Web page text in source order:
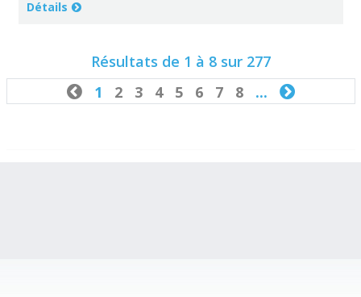
Détails
Résultats de 1 à 8 sur 277
1 2 3 4 5 6 7 8... 